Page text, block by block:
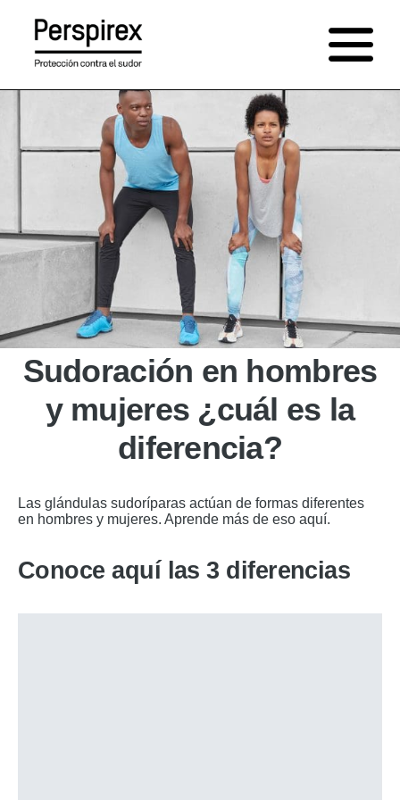
contenido
Sudoración en hombres
y mujeres ¿cuál es la
diferencia?
Las glándulas sudoríparas actúan de formas diferentes
en hombres y mujeres. Aprende más de eso aquí.
Conoce aquí las 3 diferencias